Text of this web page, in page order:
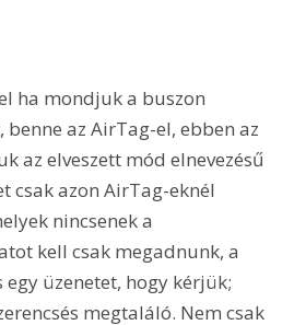
ha mondjuk a buszon
az AirTag-el, ebben az
az elveszett mód elnevezésű
csak azon AirTag-eknél
nincsenek a
kell csak megadnunk, a
üzenetet, hogy kérjük;
megtaláló. Nem csak